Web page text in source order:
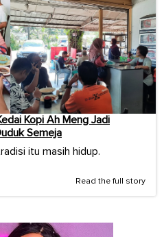
Kopi Ah Meng Jadi
Semeja
itu masih hidup.
Read the full story